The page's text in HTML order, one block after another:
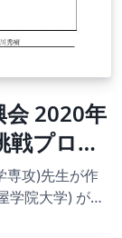
会 2020年
戦プログ
専攻)先生が作
学院大学) が了